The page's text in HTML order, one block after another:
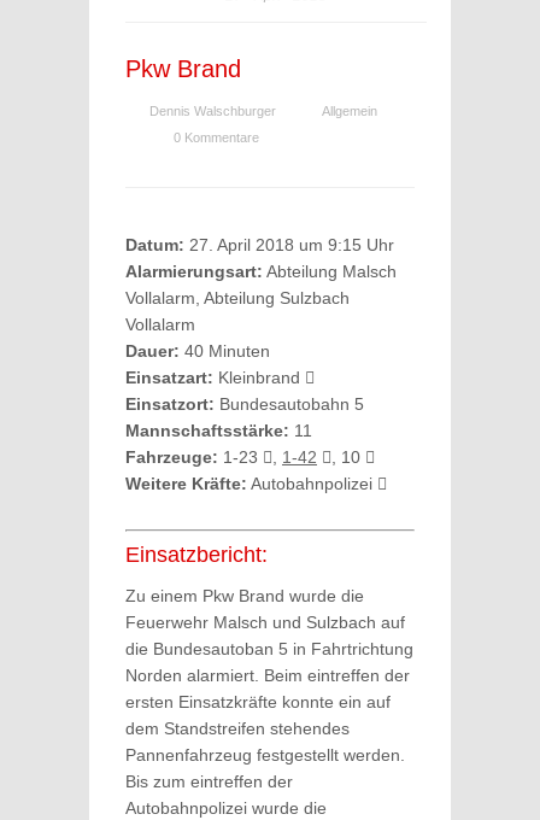
Pkw Brand
Dennis Walschburger
Allgemein
0 Kommentare
Datum: 27. April 2018 um 9:15 Uhr
Alarmierungsart: Abteilung Malsch
Vollalarm, Abteilung Sulzbach
Vollalarm
Dauer: 40 Minuten
Einsatzart: Kleinbrand
Einsatzort: Bundesautobahn 5
Mannschaftsstärke: 11
Fahrzeuge: 1-23 1-42
, 10
Weitere Kräfte: Autobahnpolizei
Einsatzbericht:
Zu einem Pkw Brand wurde die
Feuerwehr Malsch und Sulzbach auf
die Bundesautoban 5 in Fahrtrichtung
Norden alarmiert. Beim eintreffen der
ersten Einsatzkräfte konnte ein auf
dem Standstreifen stehendes
Pannenfahrzeug festgestellt werden.
Bis zum eintreffen der
Autobahnpolizei wurde die